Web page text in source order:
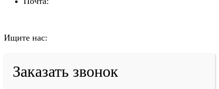
Ищите нас:
Вконтакте
Telegram
Заказать звонок